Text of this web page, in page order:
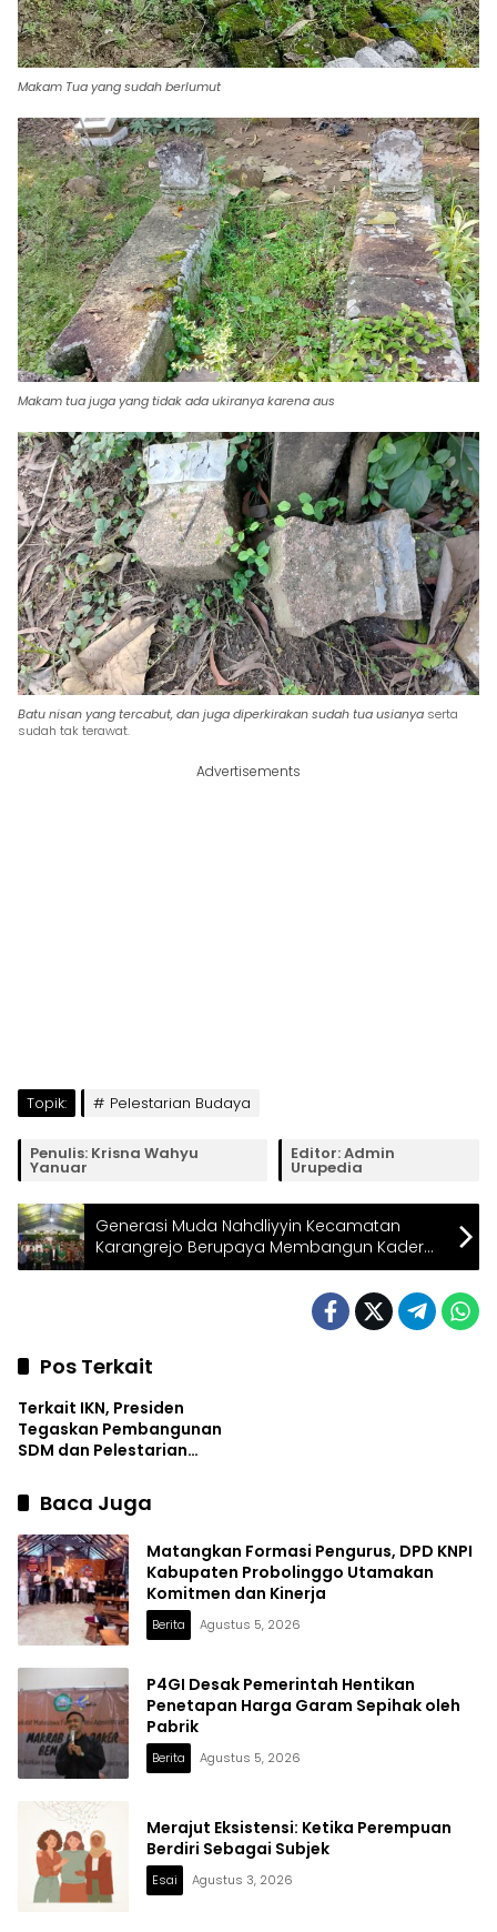
Makam Tua yang sudah berlumut
Makam tua juga yang tidak ada ukiranya karena aus
Batu nisan yang tercabut, dan juga diperkirakan sudah tua usianya serta
sudah tak terawat.
Advertisements
Topik: Pelestarian Budaya
Penulis: Krisna Wahyu
Yanuar
Editor: Admin
Urupedia
Generasi Muda Nahdliyyin Kecamatan
Karangrejo Berupaya Membangun Kader
Progresif dan Berintegritas Melalui Event
Pos Terkait
Terkait IKN, Presiden
Tegaskan Pembangunan
SDM dan Pelestarian
Baca Juga
Matangkan Formasi Pengurus, DPD KNPI
Kabupaten Probolinggo Utamakan
Komitmen dan Kinerja
Berita Agustus 5, 2026
P4GI Desak Pemerintah Hentikan
Penetapan Harga Garam Sepihak oleh
Pabrik
Berita Agustus 5, 2026
Merajut Eksistensi: Ketika Perempuan
Berdiri Sebagai Subjek
Esai Agustus 3, 2026